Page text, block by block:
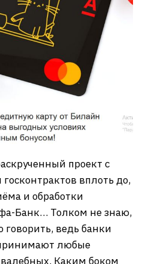
проект с
вплоть до,
и обработки
Банк… Толком не знаю,
говорить, ведь банки
любые
Каким боком